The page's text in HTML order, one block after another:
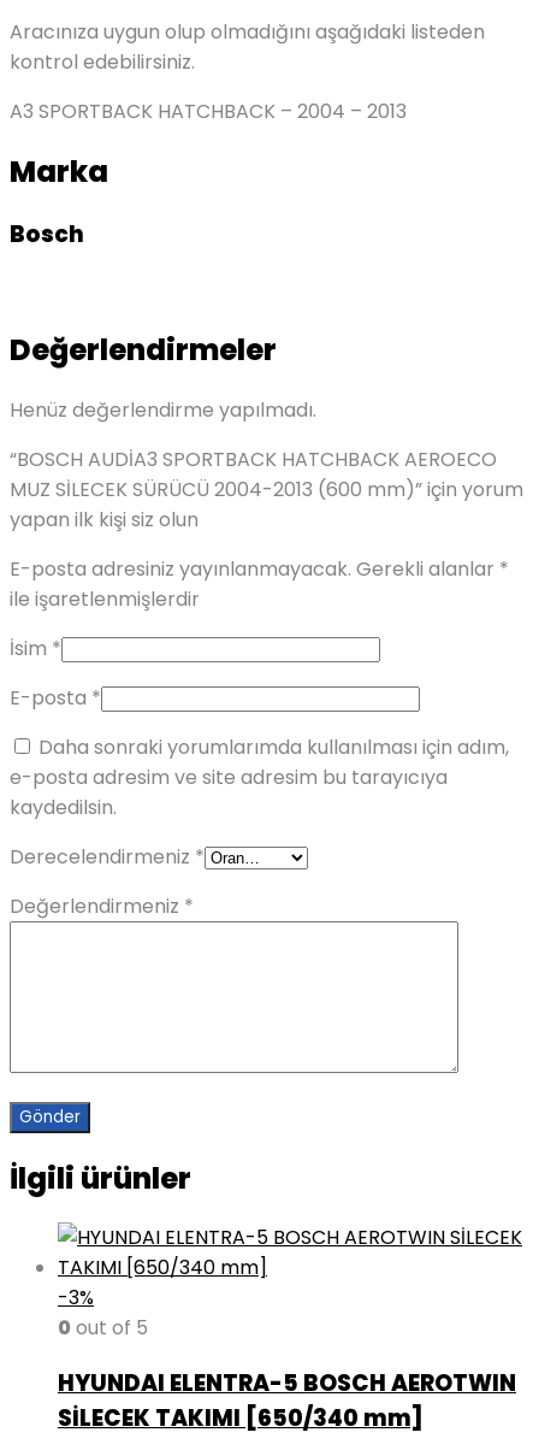
Aracınıza uygun olup olmadığını aşağıdaki listeden
kontrol edebilirsiniz.
A3 SPORTBACK HATCHBACK – 2004 – 2013
Marka
Bosch
Değerlendirmeler
Henüz değerlendirme yapılmadı.
“BOSCH AUDİA3 SPORTBACK HATCHBACK AEROECO
MUZ SİLECEK SÜRÜCÜ 2004-2013 (600 mm)” için yorum
yapan ilk kişi siz olun
E-posta adresiniz yayınlanmayacak. Gerekli alanlar *
ile işaretlenmişlerdir
İsim *
E-posta *
Daha sonraki yorumlarımda kullanılması için adım,
e-posta adresim ve site adresim bu tarayıcıya
kaydedilsin.
Derecelendirmeniz *
Değerlendirmeniz *
İlgili ürünler
-3%
0 out of 5
HYUNDAI ELENTRA-5 BOSCH AEROTWIN
SİLECEK TAKIMI [650/340 mm]